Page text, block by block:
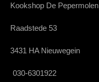
Kookshop De Pepermolen
Raadstede 53
3431 HA Nieuwegein
030-6301922